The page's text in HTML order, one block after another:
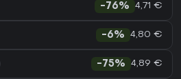
-76% 4,71 €
-6% 4,80 €
-75% 4,89 €